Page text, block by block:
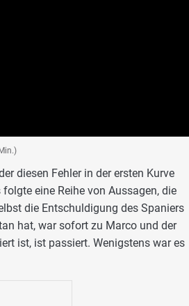
diesen Fehler in der ersten Kurve
eine Reihe von Aussagen, die
die Entschuldigung des Spaniers
hat, war sofort zu Marco und der
ist, ist passiert. Wenigstens war es